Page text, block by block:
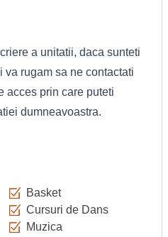
a unitatii, daca sunteti
va rugam sa ne contactati
acces prin care puteti
dumneavoastra.
Basket
Cursuri de Dans
Muzica